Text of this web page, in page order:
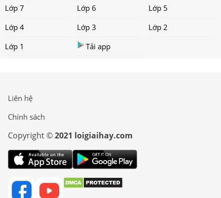
Lớp 7
Lớp 6
Lớp 5
Lớp 4
Lớp 3
Lớp 2
Lớp 1
Tải app
Liên hệ
Chính sách
Copyright ©2021 loigiaihay.com